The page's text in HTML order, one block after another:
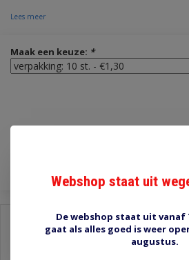
Lees meer
Maak een keuze: *
Webshop staat uit
De webshop staat uit vanaf
gaat als alles goed is weer
augustus.